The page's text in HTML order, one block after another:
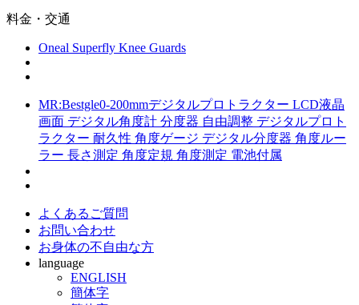
料金・交通
Oneal Superfly Knee Guards
MR:Bestgle0-200mmデジタルプロトラクター LCD液晶
画面 デジタル角度計 分度器 自由調整 デジタルプロト
ラクター 耐久性 角度ゲージ デジタル分度器 角度ルー
ラー 長さ測定 角度定規 角度測定 電池付属
よくあるご質問
お問い合わせ
お身体の不自由な方
language
ENGLISH
簡体字